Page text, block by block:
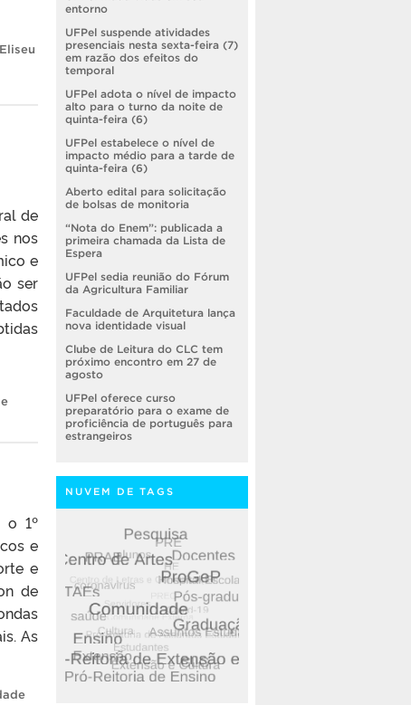
de
nos
e
ser
o 1º
e
e
de
As
entorno
UFPel suspende atividades
presenciais nesta sexta-feira (7)
em razão dos efeitos do
temporal
UFPel adota o nível de impacto
alto para o turno da noite de
quinta-feira (6)
UFPel estabelece o nível de
impacto médio para a tarde de
quinta-feira (6)
Aberto edital para solicitação
de bolsas de monitoria
“Nota do Enem”: publicada a
primeira chamada da Lista de
Espera
UFPel sedia reunião do Fórum
da Agricultura Familiar
Faculdade de Arquitetura lança
nova identidade visual
Clube de Leitura do CLC tem
próximo encontro em 27 de
agosto
UFPel oferece curso
preparatório para o exame de
proficiência de português para
estrangeiros
NUVEM DE TAGS